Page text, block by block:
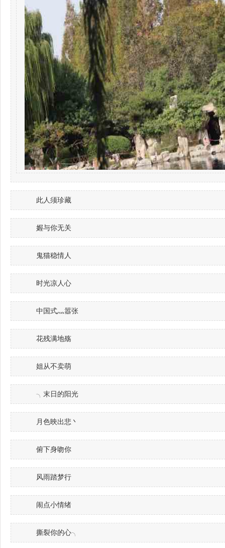
此人须珍藏
媉与你无关
鬼猫稳情人
时光凉人心
中国式灬嚣张
花残满地殇
姐从不卖萌
╮末日的阳光
月色映出悲丶
俯下身吻你
风雨踏梦行
闹点小情绪
撕裂你的心╮